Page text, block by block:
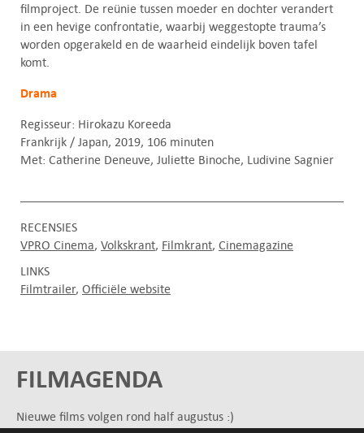
filmproject. De reünie tussen moeder en dochter verandert
in een hevige confrontatie, waarbij weggestopte trauma’s
worden opgerakeld en de waarheid eindelijk boven tafel
komt.
Drama
Regisseur: Hirokazu Koreeda
Frankrijk / Japan, 2019, 106 minuten
Met: Catherine Deneuve, Juliette Binoche, Ludivine Sagnier
RECENSIES
VPRO Cinema Volkskrant Filmkrant Cinemagazine
LINKS
Filmtrailer Officiële website
FILMAGENDA
Nieuwe films volgen rond half augustus :)